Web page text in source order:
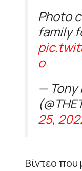
Photo
family
o
— Tony
25,
Βίντεο